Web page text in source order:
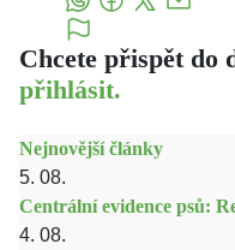
Chcete přispět do
přihlásit.
Nejnovější články
5. 08.
Centrální evidence psů:
4. 08.